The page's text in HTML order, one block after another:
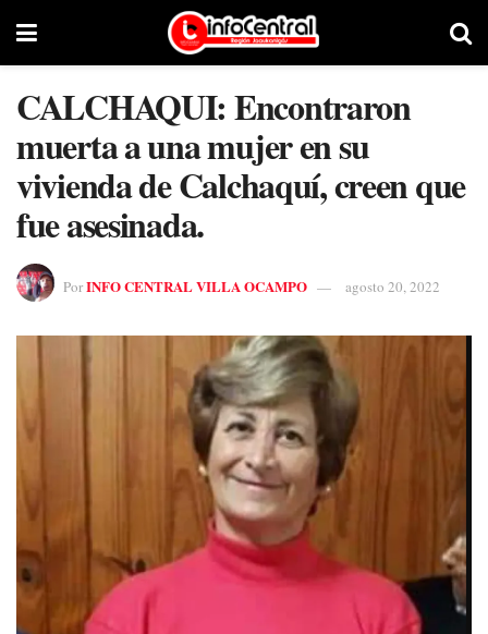
CALCHAQUI: Encontraron
muerta a una mujer en su
vivienda de Calchaquí, creen que
fue asesinada.
PorINFO CENTRAL VILLA OCAMPO agosto 20, 2022